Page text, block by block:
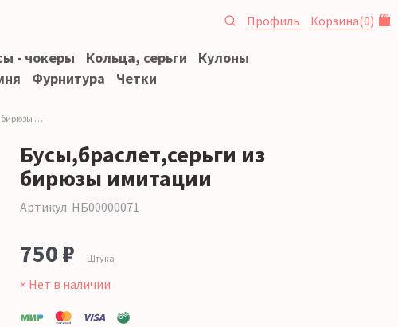
Профиль Корзина(0)
- чокеры Кольца, серьги
Кулоны
Фурнитура Четки
имитации
Бусы,браслет,серьги из
бирюзы имитации
Артикул: НБ00000071
750 ₽ Штука
× Нет в наличии